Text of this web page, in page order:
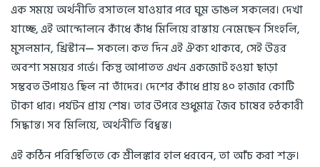
এক সময়ে অর্থনীতি রসাতলে যাওয়ার পরে ঘুম ভাঙল সকলের। দেখা
যাচ্ছে, এই আন্দোলনে কাঁধে কাঁধ মিলিয়ে রাস্তায় নেমেছেন সিংহলি,
মুসলমান, খ্রিস্টান— সকলে। কত দিন এই ঐক্য থাকবে, সেই উত্তর
অবশ্য সময়ের গর্ভে। কিন্তু আপাতত এখন একজোট হওয়া ছাড়া
সম্ভবত উপায়ও ছিল না তাঁদের। দেশের কাঁধে প্রায় ৪০ হাজার কোটি
টাকা ধার। পর্যটন প্রায় শেষ। তার উপরে শুধুমাত্র জৈব চাষের হঠকারী
সিদ্ধান্ত। সব মিলিয়ে, অর্থনীতি বিধ্বস্ত।
এই কঠিন পরিস্থিতিতে কে শ্রীলঙ্কার হাল ধরবেন, তা আঁচ করা শক্ত।